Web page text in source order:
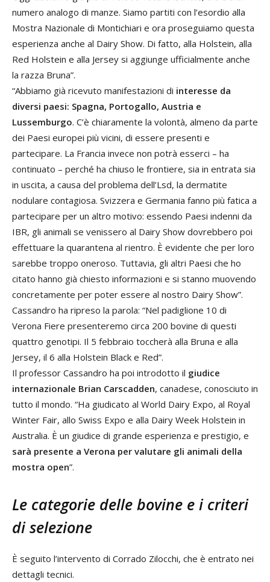
numero analogo di manze. Siamo partiti con l’esordio alla
Mostra Nazionale di Montichiari e ora proseguiamo questa
esperienza anche al Dairy Show. Di fatto, alla Holstein, alla
Red Holstein e alla Jersey si aggiunge ufficialmente anche
la razza Bruna”.
“Abbiamo già ricevuto manifestazioni di interesse da
diversi paesi: Spagna, Portogallo, Austria e
Lussemburgo. C’è chiaramente la volontà, almeno da parte
dei Paesi europei più vicini, di essere presenti e
partecipare. La Francia invece non potrà esserci – ha
continuato – perché ha chiuso le frontiere, sia in entrata sia
in uscita, a causa del problema dell’Lsd, la dermatite
nodulare contagiosa. Svizzera e Germania fanno più fatica a
partecipare per un altro motivo: essendo Paesi indenni da
IBR, gli animali se venissero al Dairy Show dovrebbero poi
effettuare la quarantena al rientro. È evidente che per loro
sarebbe troppo oneroso. Tuttavia, gli altri Paesi che ho
citato hanno già chiesto informazioni e si stanno muovendo
concretamente per poter essere al nostro Dairy Show”.
Cassandro ha ripreso la parola: “Nel padiglione 10 di
Verona Fiere presenteremo circa 200 bovine di questi
quattro genotipi. Il 5 febbraio toccherà alla Bruna e alla
Jersey, il 6 alla Holstein Black e Red”.
Il professor Cassandro ha poi introdotto il giudice
internazionale Brian Carscadden, canadese, conosciuto in
tutto il mondo. “Ha giudicato al World Dairy Expo, al Royal
Winter Fair, allo Swiss Expo e alla Dairy Week Holstein in
Australia. È un giudice di grande esperienza e prestigio, e
sarà presente a Verona per valutare gli animali della
mostra open”.
Le categorie delle bovine e i criteri
di selezione
È seguito l’intervento di Corrado Zilocchi, che è entrato nei
dettagli tecnici.